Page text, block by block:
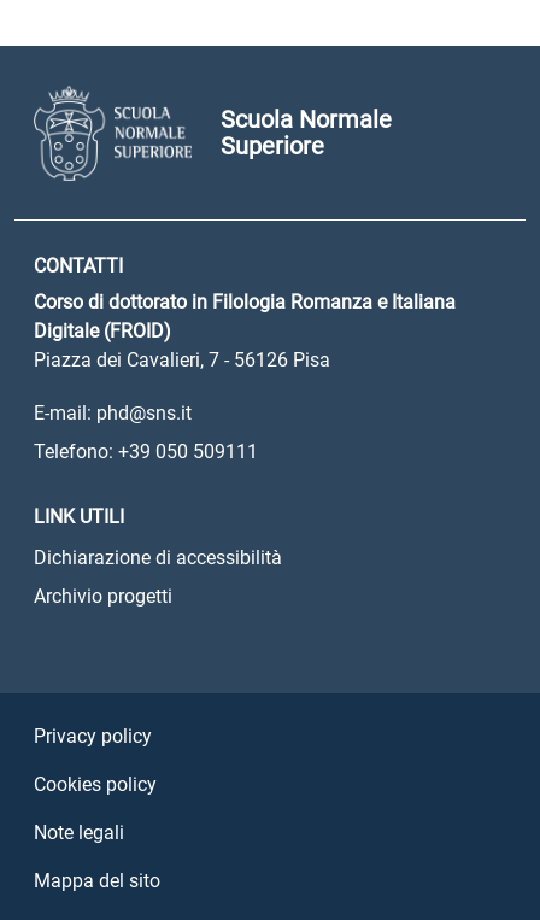
Scuola Normale
Superiore
CONTATTI
Corso di dottorato in Filologia Romanza e Italiana
Digitale (FROID)
Piazza dei Cavalieri, 7 - 56126 Pisa
E-mail: phd@sns.it
Telefono: +39 050 509111
LINK UTILI
Dichiarazione di accessibilità
Archivio progetti
Privacy policy
Cookies policy
Note legali
Mappa del sito